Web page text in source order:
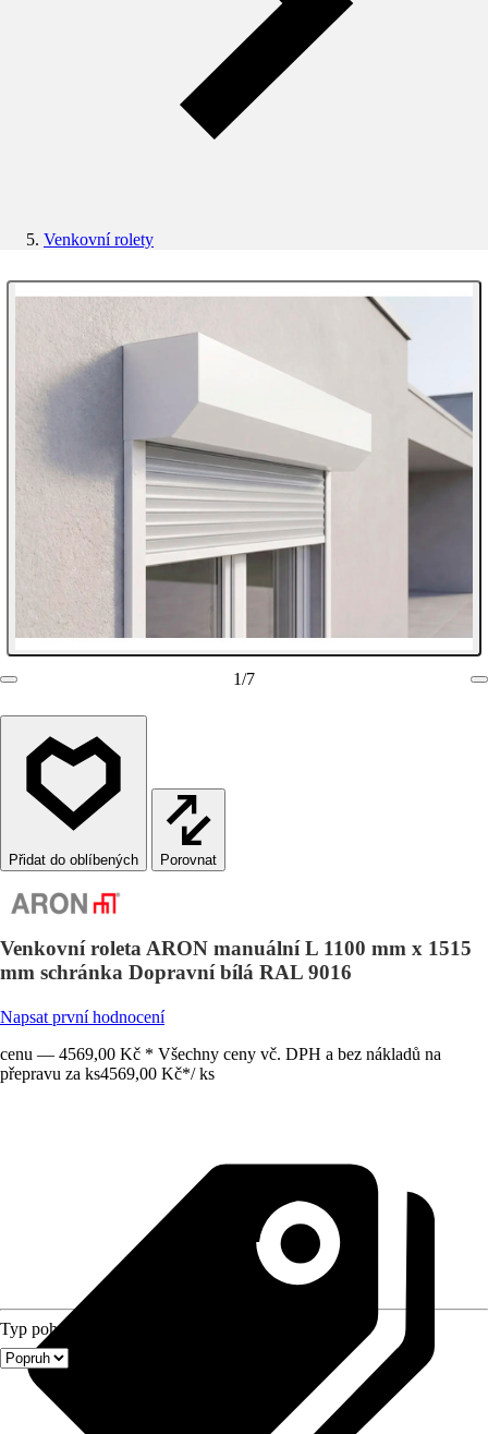
Venkovní rolety
1/7
Porovnat
Venkovní roleta ARON manuální L 1100 mm x 1515
mm schránka Dopravní bílá RAL 9016
Napsat první hodnocení
cenu — 4569,00 Kč * Všechny ceny vč. DPH a bez nákladů na
přepravu za ks4569,00 Kč*/ ks
Typ pohonu